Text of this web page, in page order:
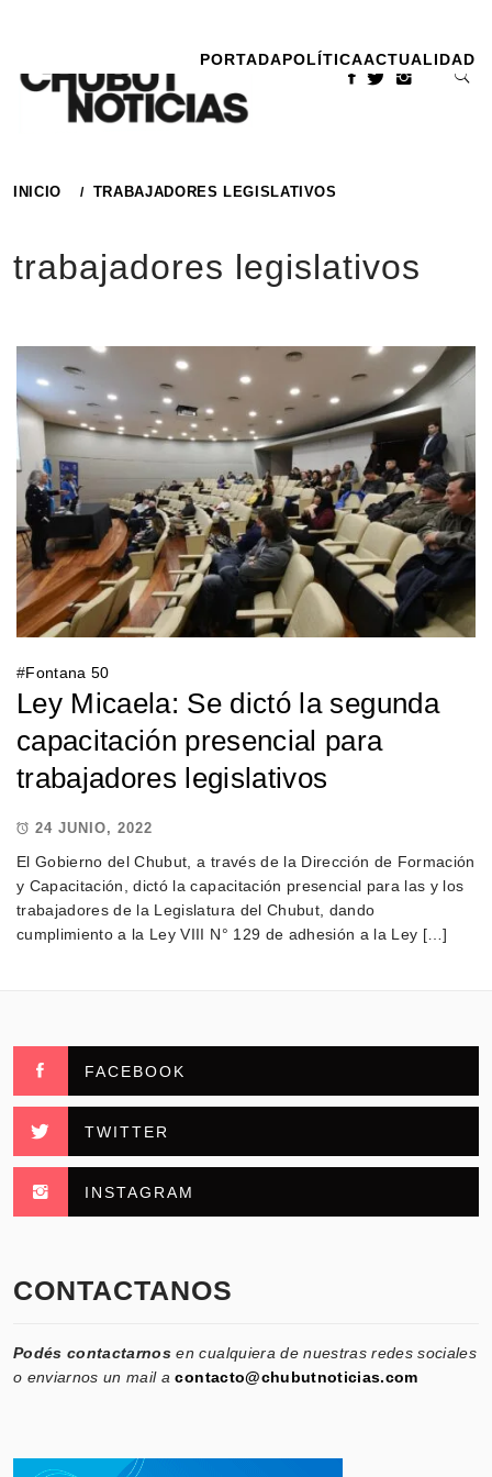
contenido
PORTADAPOLÍTICAACTUALIDAD
INICIO TRABAJADORES LEGISLATIVOS
trabajadores legislativos
#Fontana 50
Ley Micaela: Se dictó la segunda
capacitación presencial para
trabajadores legislativos
24 JUNIO, 2022
El Gobierno del Chubut, a través de la Dirección de Formación
y Capacitación, dictó la capacitación presencial para las y los
trabajadores de la Legislatura del Chubut, dando
cumplimiento a la Ley VIII N° 129 de adhesión a la Ley […]
FACEBOOK
TWITTER
INSTAGRAM
CONTACTANOS
Podés contactarnos en cualquiera de nuestras redes sociales
o enviarnos un mail acontacto@chubutnoticias.com